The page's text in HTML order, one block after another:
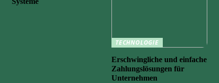
TECHNOLOGIE
Erschwingliche und einfache
Zahlungslösungen für
Unternehmen